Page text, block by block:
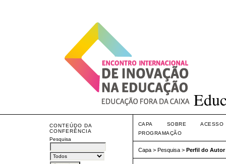
CONTEÚDO DA
CONFERÊNCIA
Pesquisa
CAPA SOBRE
ACESSO
PROGRAMAÇÃO
Capa> Pesquisa> Perfil do Autor